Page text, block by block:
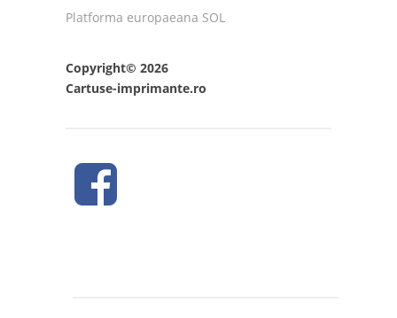
Platforma europaeana SOL
Copyright© 2026
Cartuse-imprimante.ro